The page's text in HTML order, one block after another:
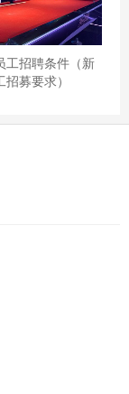
工招聘条件（新
募要求）